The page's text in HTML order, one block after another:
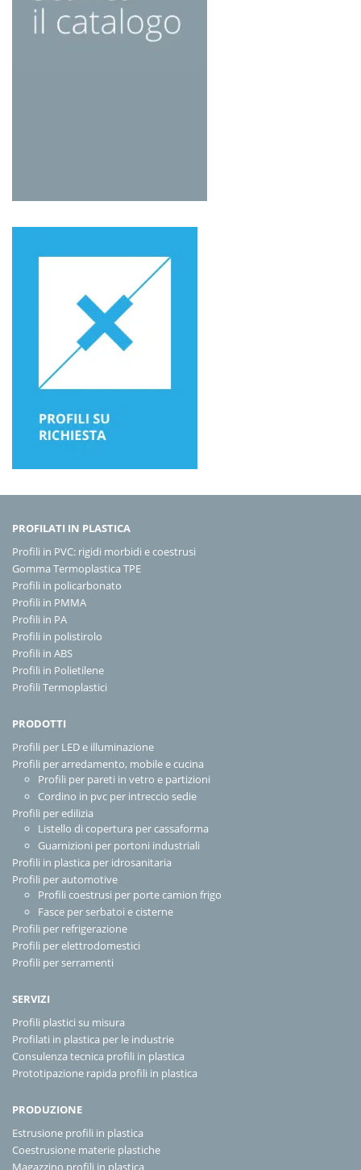
PROFILATI IN PLASTICA
Profili in PVC: rigidi morbidi e coestrusi
Gomma Termoplastica TPE
Profili in policarbonato
Profili in PMMA
Profili in PA
Profili in polistirolo
Profili in ABS
Profili in Polietilene
Profili Termoplastici
PRODOTTI
Profili per LED e illuminazione
Profili per arredamento, mobile e cucina
Profili per pareti in vetro e partizioni
Cordino in pvc per intreccio sedie
Profili per edilizia
Listello di copertura per cassaforma
Guarnizioni per portoni industriali
Profili in plastica per idrosanitaria
Profili per automotive
Profili coestrusi per porte camion frigo
Fasce per serbatoi e cisterne
Profili per refrigerazione
Profili per elettrodomestici
Profili per serramenti
SERVIZI
Profili plastici su misura
Profilati in plastica per le industrie
Consulenza tecnica profili in plastica
Prototipazione rapida profili in plastica
PRODUZIONE
Estrusione profili in plastica
Coestrusione materie plastiche
Magazzino profili in plastica